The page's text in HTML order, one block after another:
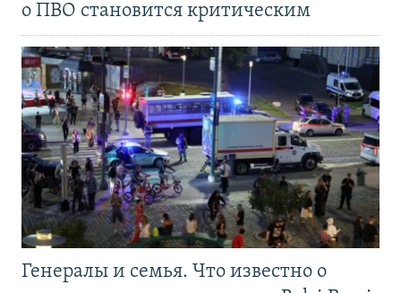
о ПВО становится критическим
Генералы и семья. Что известно о